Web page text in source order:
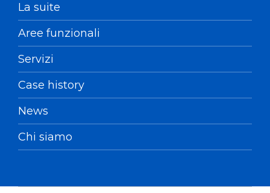
La suite
Aree funzionali
Servizi
Case history
News
Chi siamo